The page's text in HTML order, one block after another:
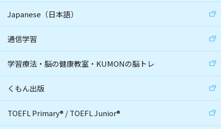
Japanese（日本語）
通信学習
学習療法・脳の健康教室・KUMONの脳トレ
くもん出版
TOEFL Primary® /TOEFL Junior®